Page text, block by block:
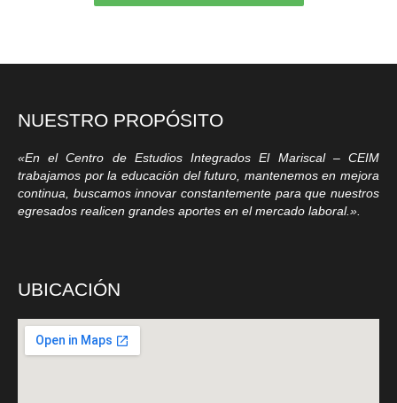
NUESTRO PROPÓSITO
«En el Centro de Estudios Integrados El Mariscal – CEIM
trabajamos por la educación del futuro, mantenemos en mejora
continua, buscamos innovar constantemente para que nuestros
egresados realicen grandes aportes en el mercado laboral.».
UBICACIÓN